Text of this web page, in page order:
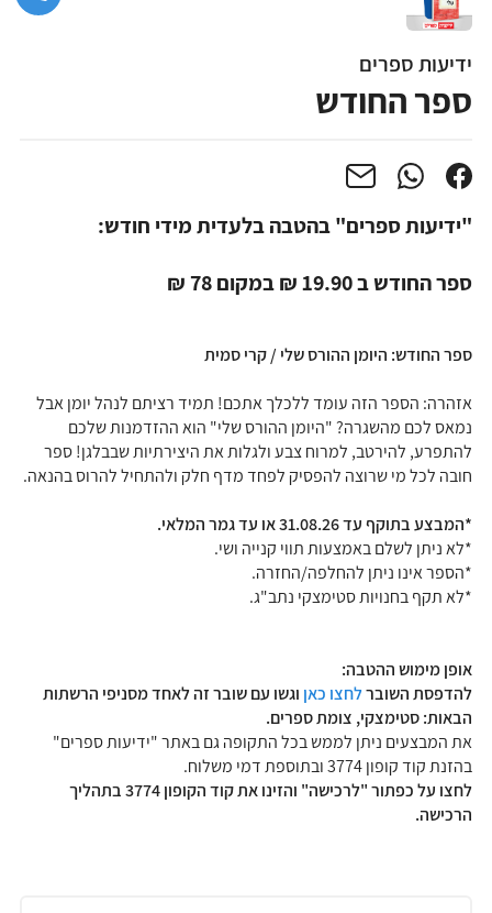
ידיעות ספרים
ספר החודש
"ידיעות ספרים" בהטבה בלעדית מידי חודש:
ספר החודש ב 19.90 ₪ במקום 78 ₪
ספר החודש: היומן ההורס שלי / קרי סמית
אזהרה: הספר הזה עומד ללכלך אתכם! תמיד רציתם לנהל יומן אבל
נמאס לכם מהשגרה? "היומן ההורס שלי" הוא ההזדמנות שלכם
להתפרע, להירטב, למרוח צבע ולגלות את היצירתיות שבבלגן! ספר
חובה לכל מי שרוצה להפסיק לפחד מדף חלק ולהתחיל להרוס בהנאה.
*המבצע בתוקף עד 31.08.26 או עד גמר המ
לאי.
*לא ניתן לשלם באמצעות תווי קנייה ושי.
*הספר אינו ניתן להחלפה/החזרה.
*לא תקף בחנויות סטימצקי נתב"ג.
אופן מימוש ההטבה:
להדפסת השוברלחצו כאן וגשו עם שובר זה לאחד מסניפי הרשתות
הבאות: סטימצקי, צומת ספרים.
את המבצעים ניתן לממש בכל התקופה גם באתר "ידיעות ספרים"
בהזנת קוד קופון 3774 ובתוספת דמי משלוח.
לחצו על כפתור "לרכישה" והזינו את קוד הקופון 3774 בתהליך
הרכישה.